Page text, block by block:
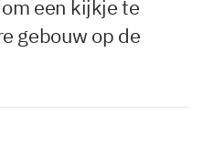
een kijkje te
gebouw op de